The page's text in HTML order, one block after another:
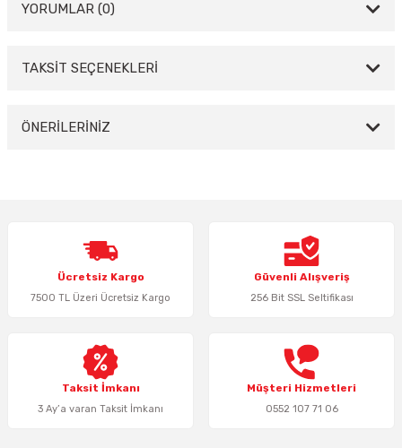
YORUMLAR (0)
Bu ürüne ilk yorumu siz yapın!
TAKSİT SEÇENEKLERİ
ÖNERİLERİNİZ
Ürün resmi kalitesiz, bozuk veya görüntülenemiyor.
Ürün açıklamasında eksik bilgiler bulunuyor.
Ürün bilgilerinde hatalar bulunuyor.
Bu ürüne benzer farklı alternatifler olmalı.
Ücretsiz Kargo
7500 TL Üzeri Ücretsiz Kargo
Güvenli Alışveriş
256 Bit SSL Seltifikası
Taksit İmkanı
3 Ay’a varan Taksit İmkanı
Müşteri Hizmetleri
0552 107 71 06